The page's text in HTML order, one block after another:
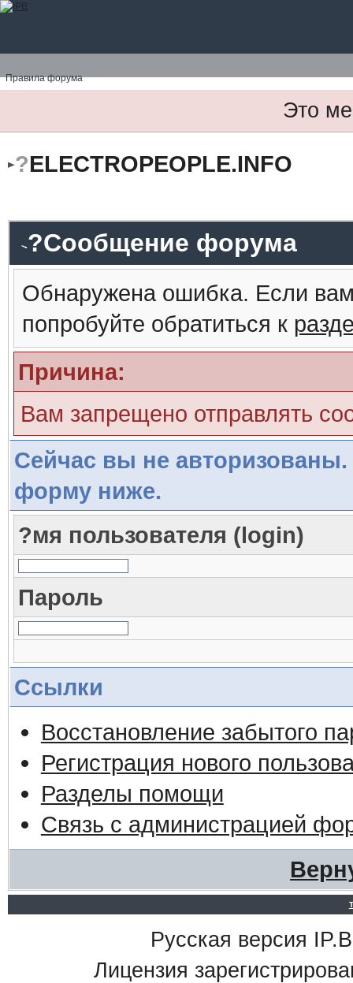
Правила форума
Это
?ELECTROPEOPLE.INFO
?Сообщение форума
Обнаружена ошибка. Если
попробуйте обратиться к
Причина:
Вам запрещено отправлять
Сейчас вы не авторизованы.
форму ниже.
?мя пользователя (login)
Пароль
Ссылки
Восстановление забытого
Регистрация нового
Разделы помощи
Связь с администрацией
Русская версия
Лицензия